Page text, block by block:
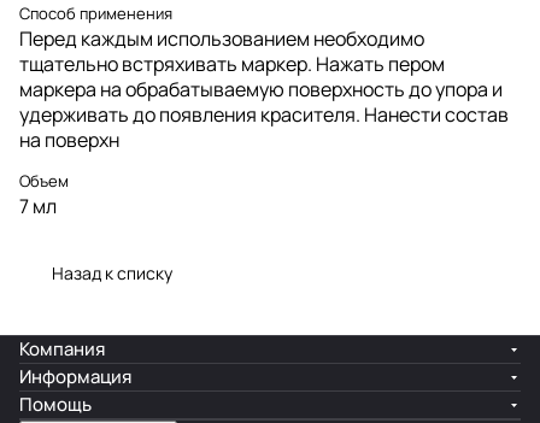
Способ применения
Перед каждым использованием необходимо
тщательно встряхивать маркер. Нажать пером
маркера на обрабатываемую поверхность до упора и
удерживать до появления красителя. Нанести состав
на поверхн
Объем
7 мл
Назад к списку
Компания
Информация
Помощь